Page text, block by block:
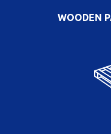
WOODEN